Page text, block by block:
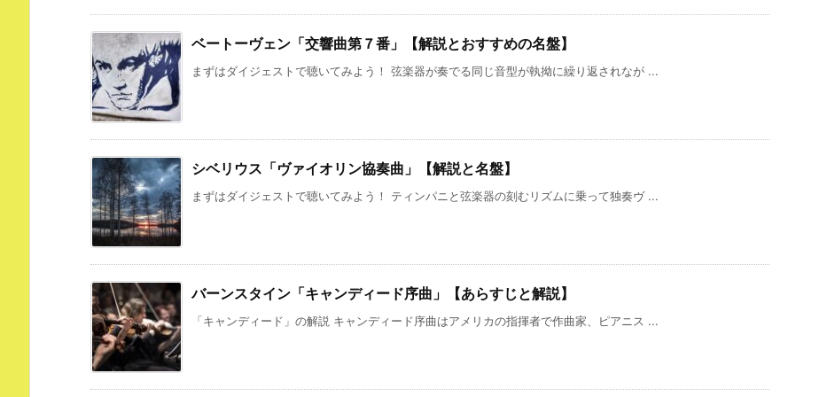
ベートーヴェン「交響曲第７番」【解説とおすすめの名盤】
まずはダイジェストで聴いてみよう！ 弦楽器が奏でる同じ音型が執拗に繰り返されなが ...
シベリウス「ヴァイオリン協奏曲」【解説と名盤】
まずはダイジェストで聴いてみよう！ ティンパニと弦楽器の刻むリズムに乗って独奏ヴ ...
バーンスタイン「キャンディード序曲」【あらすじと解説】
「キャンディード」の解説 キャンディード序曲はアメリカの指揮者で作曲家、ピアニス ...